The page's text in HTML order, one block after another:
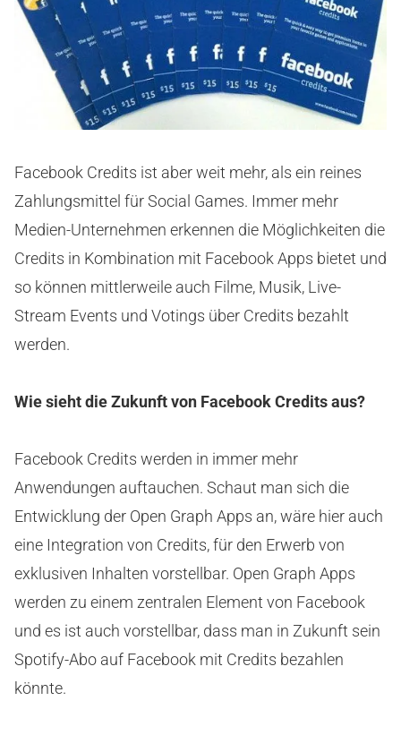
Facebook Credits ist aber weit mehr, als ein reines
Zahlungsmittel für Social Games. Immer mehr
Medien-Unternehmen erkennen die Möglichkeiten die
Credits in Kombination mit Facebook Apps bietet und
so können mittlerweile auch Filme, Musik, Live-
Stream Events und Votings über Credits bezahlt
werden.
Wie sieht die Zukunft von Facebook Credits aus?
Facebook Credits werden in immer mehr
Anwendungen auftauchen. Schaut man sich die
Entwicklung der Open Graph Apps an, wäre hier auch
eine Integration von Credits, für den Erwerb von
exklusiven Inhalten vorstellbar. Open Graph Apps
werden zu einem zentralen Element von Facebook
und es ist auch vorstellbar, dass man in Zukunft sein
Spotify-Abo auf Facebook mit Credits bezahlen
könnte.